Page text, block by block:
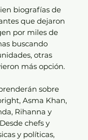
biografías de
que dejaron
por miles de
buscando
otras
más opción.
sobre
Asma Khan,
Rihanna y
chefs y
y políticas,